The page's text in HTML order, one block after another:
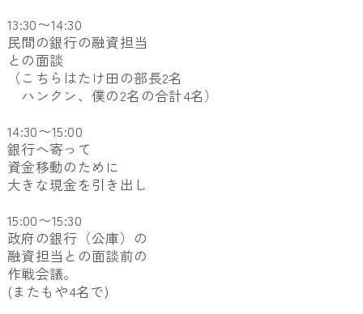
13:30〜14:30
民間の銀行の融資担当
との面談
（こちらはたけ田の部長2名
ハンクン、僕の2名の合計4名）
14:30〜15:00
銀行へ寄って
資金移動のために
大きな現金を引き出し
15:00〜15:30
政府の銀行（公庫）の
融資担当との面談前の
作戦会議。
(またもや4名で)